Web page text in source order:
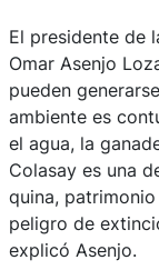
El presidente de
Omar Asenjo
pueden
ambiente es
el agua, la
Colasay es una
quina,
peligro de
explicó Asenjo.